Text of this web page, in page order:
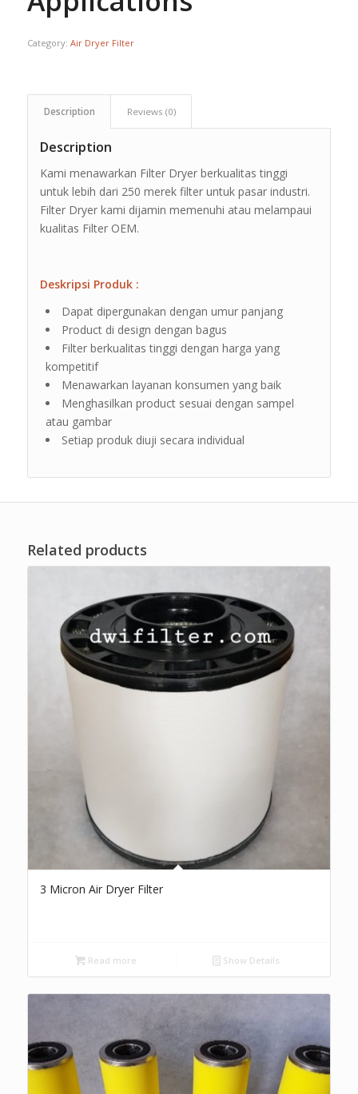
Category: Air Dryer Filter
Description Reviews (0)
Description
Kami menawarkan Filter Dryer berkualitas tinggi
untuk lebih dari 250 merek filter untuk pasar industri.
Filter Dryer kami dijamin memenuhi atau melampaui
kualitas Filter OEM.
Deskripsi Produk :
Dapat dipergunakan dengan umur panjang
Product di design dengan bagus
Filter berkualitas tinggi dengan harga yang
kompetitif
Menawarkan layanan konsumen yang baik
Menghasilkan product sesuai dengan sampel
atau gambar
Setiap produk diuji secara individual
Related products
3 Micron Air Dryer Filter
Read more Show Details